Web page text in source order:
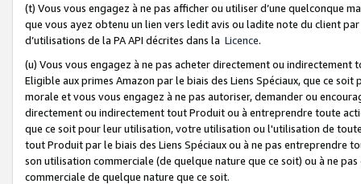
(t) Vous vous engagez à ne pas afficher ou utiliser d’une quelconque
que vous ayez obtenu un lien vers ledit avis ou ladite note du client
d’utilisations de la PA API décrites dans la Licence.
(u) Vous vous engagez à ne pas acheter directement ou
Eligible aux primes Amazon par le biais des Liens Spéciaux, que ce
morale et vous vous engagez à ne pas autoriser, demander ou
directement ou indirectement tout Produit ou à entreprendre toute
que ce soit pour leur utilisation, votre utilisation ou l'utilisation de
tout Produit par le biais des Liens Spéciaux ou à ne pas entreprendre
son utilisation commerciale (de quelque nature que ce soit) ou à ne
commerciale de quelque nature que ce soit.